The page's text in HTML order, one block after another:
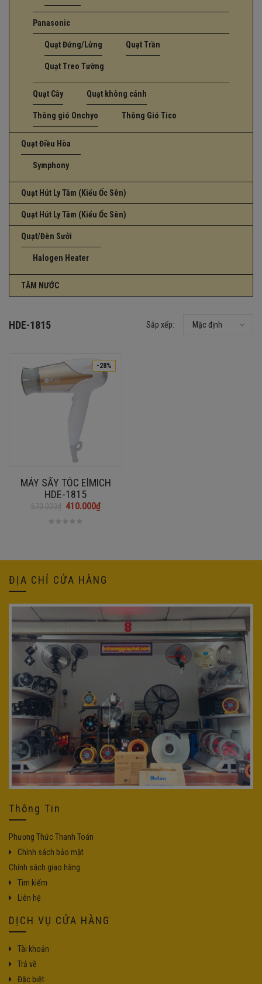
Panasonic
Quạt Đứng/Lửng Quạt Trần
Quạt Treo Tường
Quạt Cây Quạt không cánh
Thông gió Onchyo Thông Gió Tico
Quạt Điều Hòa
Symphony
Quạt Hút Ly Tâm (Kiểu Ốc Sên)
Quạt Hút Ly Tâm (Kiểu Ốc Sên)
Quạt/Đèn Sưởi
Halogen Heater
TĂM NƯỚC
HDE-1815 Sắp xếp: Mặc định
-28%
MÁY SẤY TÓC ElMICH
HDE-1815
570.000₫ 410.000₫
410.000₫.
ĐỊA CHỈ CỬA HÀNG
Thông Tin
Phương Thức Thanh Toán
Chính sách bảo mật
Chính sách giao hàng
Tìm kiếm
Liên hệ
DỊCH VỤ CỬA HÀNG
Tài khoản
Trả về
Đặc biệt